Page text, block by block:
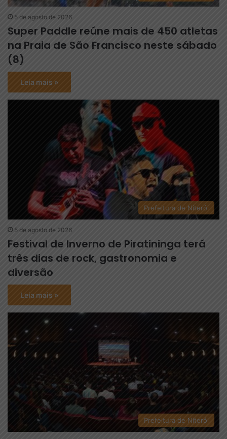
5 de agosto de 2026
Super Paddle reúne mais de 450 atletas
na Praia de São Francisco neste sábado
(8)
Leia mais »
Prefeitura de Niterói
5 de agosto de 2026
Festival de Inverno de Piratininga terá
três dias de rock, gastronomia e
diversão
Leia mais »
Prefeitura de Niterói